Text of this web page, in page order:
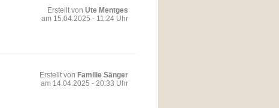
Erstellt von Ute Mentges
am 15.04.2025 - 11:24 Uhr
Erstellt von Familie Sänger
am 14.04.2025 - 20:33 Uhr